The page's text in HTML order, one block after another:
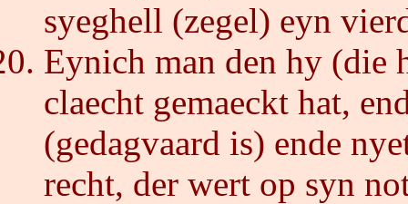
syeghell (zegel) eyn
Eynich man den hy (die
claecht gemaeckt hat,
(gedagvaard is) ende
recht, der wert op syn